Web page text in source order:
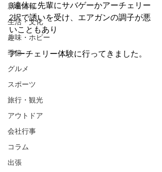
新着情報
生活・文化
趣味・ホビー
季節
グルメ
スポーツ
旅行・観光
アウトドア
会社行事
コラム
出張
3連休に先輩にサバゲーかアーチェリー
2択で誘いを受け、エアガンの調子が悪
いこともあり
アーチェリー体験に行ってきました。